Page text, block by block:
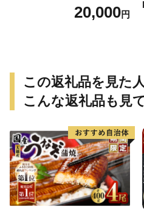
20,000円
この返礼品を見た
こんな返礼品も見